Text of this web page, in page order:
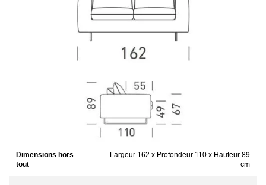
Dimensions hors
tout
Largeur 162 x Profondeur 110 x Hauteur 89
cm